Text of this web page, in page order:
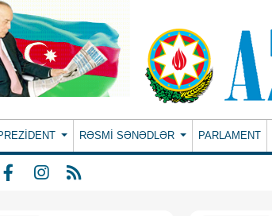
RƏSMI SƏNƏDLƏR PARLAMENT